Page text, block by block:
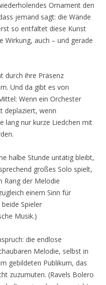
Ornament den
jemand sagt: die Wände
so entfaltet diese Kunst
Wirkung, auch – und gerade
durch ihre Präsenz
Und da gibt es von
Wenn ein Orchester
deplaziert, wenn
lang nur kurze Liedchen mit
halbe Stunde untätig bleibt,
großes Solo spielt,
Rang der Melodie
einem Sinn für
Spieler
Musik.)
die endlose
Melodie, selbst in
gebildeten Publikum, das
zuzumuten. (Ravels Bolero